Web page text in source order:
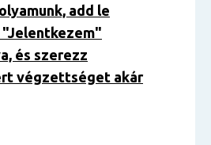
add le
és szerezz
végzettséget akár